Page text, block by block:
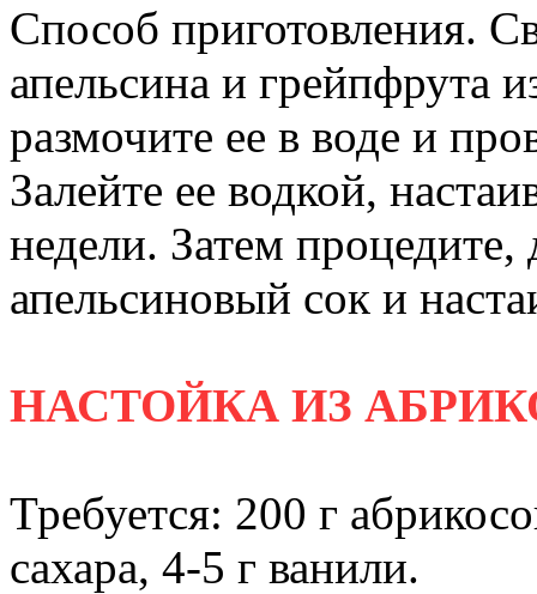
Способ приготовления.
апельсина и грейпфрута
размочите ее в воде и
Залейте ее водкой,
недели. Затем
апельсиновый сок и
НАСТОЙКА ИЗ
Требуется: 200 г
сахара, 4-5 г ванили.